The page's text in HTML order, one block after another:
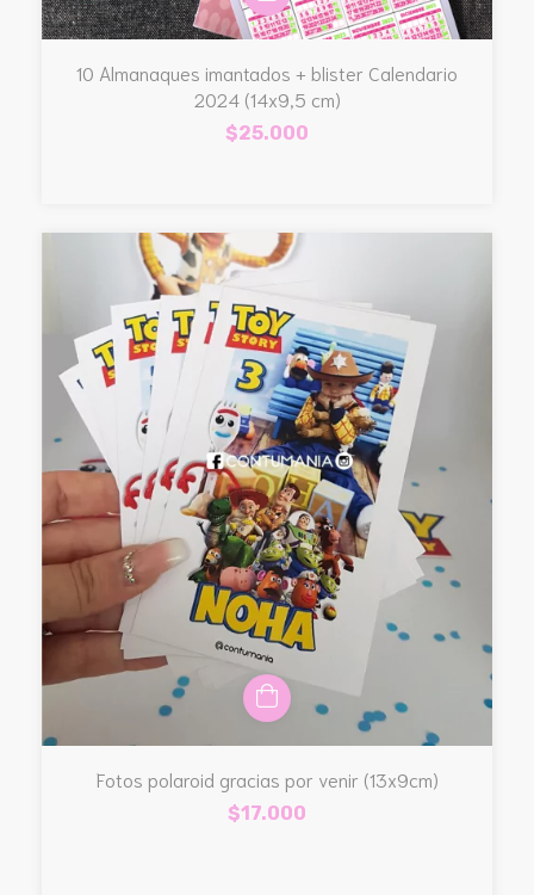
10 Almanaques imantados + blister Calendario
2024 (14x9,5 cm)
$25.000
Fotos polaroid gracias por venir (13x9cm)
$17.000